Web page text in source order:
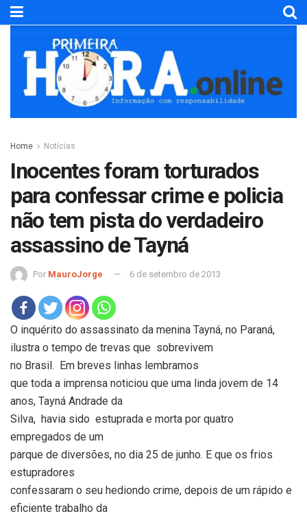
Home Notícias
Inocentes foram torturados
para confessar crime e policia
não tem pista do verdadeiro
assassino de Tayná
Por MauroJorge 6 de setembro de 2013
O inquérito do assassinato da menina Tayná, no Paraná,
ilustra o tempo de trevas que sobrevivem
no Brasil. Em breves linhas lembramos
que toda a imprensa noticiou que uma linda jovem de 14
anos, Tayná Andrade da
Silva, havia sido estuprada e morta por quatro
empregados de um
parque de diversões, no dia 25 de junho. E que os frios
estupradores
confessaram o seu hediondo crime, depois de um rápido e
eficiente trabalho da